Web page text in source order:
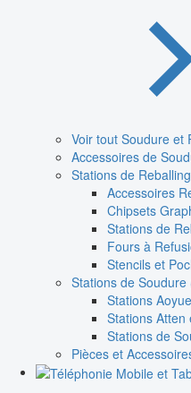
Voir tout Soudure et
Accessoires de
Stations de
Accessoires
Chipsets
Stations de
Fours à
Stencils et
Stations de Soudure
Stations Aoyue
Stations Atten
Stations de
Pièces et